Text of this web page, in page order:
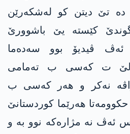
دە تێ دیتن کو لەشکەرێن
کێستە یێ باشوورێ
ئەڤ ڤیدیۆ بوو سەدەما
لێ ت کەسی ب تەمامی
نەکر و ھەر کەسی ب
ھەرێما کوردستانێ
ئەڤ نە مژارەکە نوو بە و